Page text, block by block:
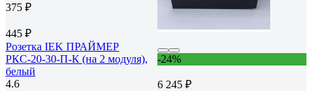
375 ₽
445 ₽
Розетка IEK ПРАЙМЕР
РКС-20-30-П-К (на 2 модуля),
белый
4.6
-24%
6 245 ₽